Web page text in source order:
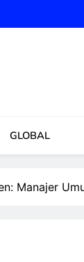
GLOBAL
Manajer